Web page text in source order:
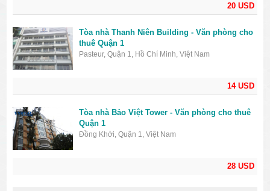
20 USD
14 USD
Tòa nhà Thanh Niên Building - Văn phòng cho
thuê Quận 1
Pasteur, Quận 1, Hồ Chí Minh, Việt Nam
28 USD
Tòa nhà Bảo Việt Tower - Văn phòng cho thuê
Quận 1
Đồng Khởi, Quận 1, Việt Nam